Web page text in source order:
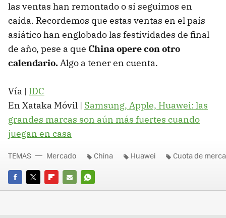
las ventas han remontado o si seguimos en
caída. Recordemos que estas ventas en el país
asiático han englobado las festividades de final
de año, pese a que China opere con otro
calendario.Algo a tener en cuenta.
Vía | IDC
En Xataka Móvil | Samsung, Apple, Huawei: las
grandes marcas son aún más fuertes cuando
juegan en casa
FACEBOOK
TWITTERFLIPBOARD
E-
WHATSAPP
TEMAS Mercado China Huawei Cuota de